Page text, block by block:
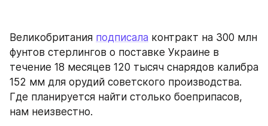
Великобритания подписала контракт на 300 млн
фунтов стерлингов о поставке Украине в
течение 18 месяцев 120 тысяч снарядов калибра
152 мм для орудий советского производства.
Где планируется найти столько боеприпасов,
нам неизвестно.